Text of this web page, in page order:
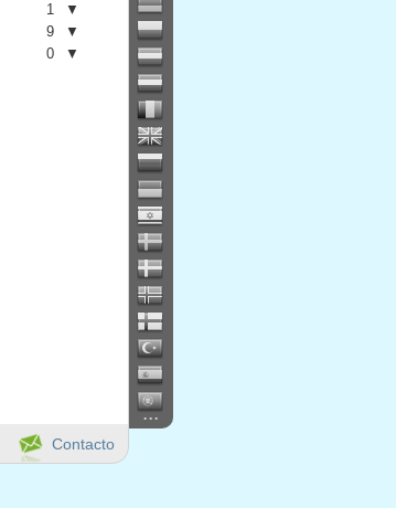
...
Contacto
1
▼
9
▼
0 ▼